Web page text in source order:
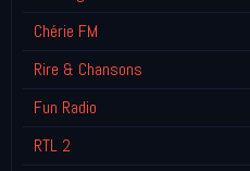
Chérie FM
Rire & Chansons
Fun Radio
RTL 2